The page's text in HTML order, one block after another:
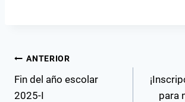
Navegación
de
ANTERIOR
Fin del año escolar
2025-I
para